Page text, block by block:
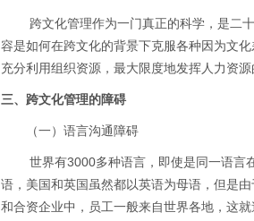
跨文化管理作为一门真正的科学，是二十
容是如何在跨文化的背景下克服各种因为文
充分利用组织资源，最大限度地发挥人力资
三、跨文化管理的障碍
（一）语言沟通障碍
世界有3000多种语言，即使是同一语言在
语，美国和英国虽然都以英语为母语，但是
和合资企业中，员工一般来自世界各地，这